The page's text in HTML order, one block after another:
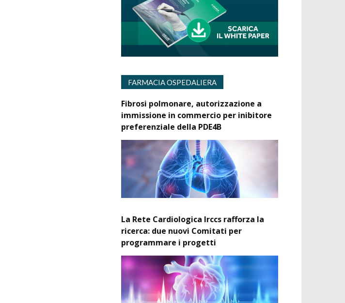
FARMACIA OSPEDALIERA
Fibrosi polmonare, autorizzazione a
immissione in commercio per inibitore
preferenziale della PDE4B
La Rete Cardiologica Irccs rafforza la
ricerca: due nuovi Comitati per
programmare i progetti